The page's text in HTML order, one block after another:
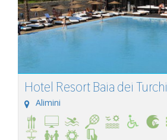
Hotel Resort Baia dei Turchi
Alimini